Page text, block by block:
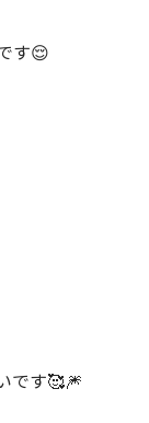
す😌
です🥰🎆